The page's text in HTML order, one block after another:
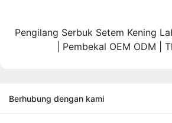
Pengilang Serbuk Setem Kening
| Pembekal OEM ODM |
Berhubung dengan kami